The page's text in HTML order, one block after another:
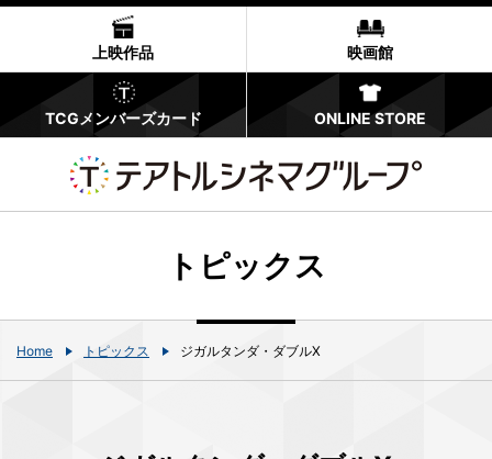
上映作品 映画館
TCGメンバーズカード ONLINE STORE
トピックス
Home トピックス ジガルタンダ・ダブルX